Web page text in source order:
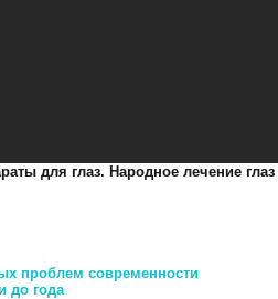
для глаз. Народное лечение глаз
проблем современности
до года